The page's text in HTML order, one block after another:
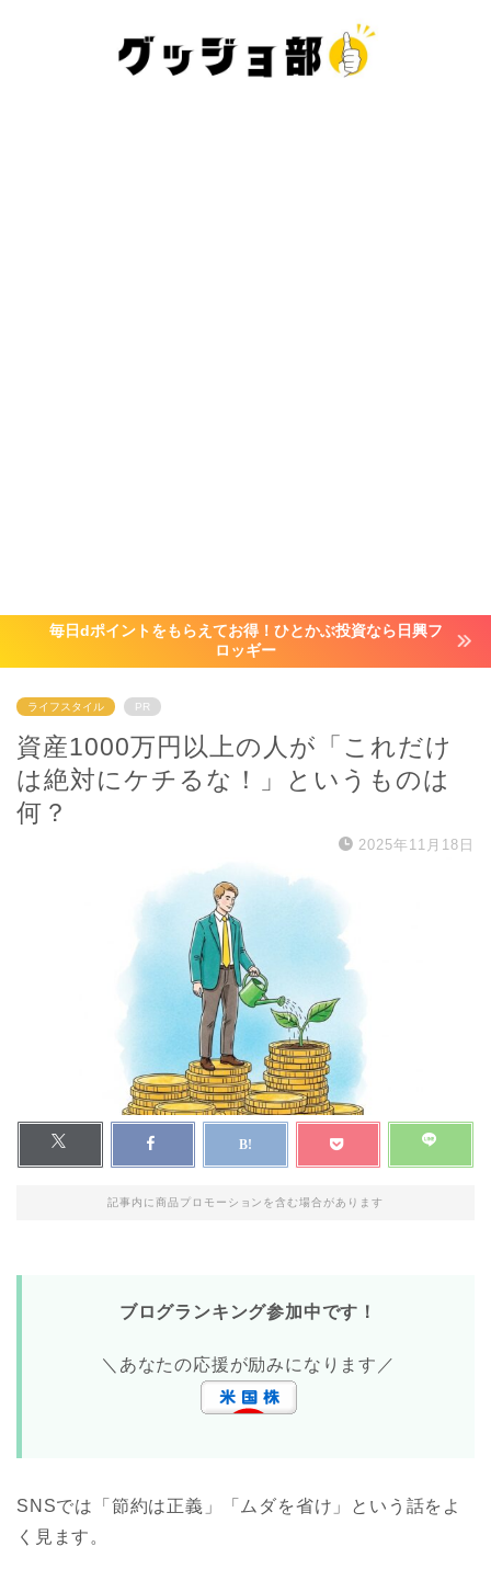
毎日dポイントをもらえてお得！ひとかぶ投資なら日興フ
ロッギー
ライフスタイル PR
資産1000万円以上の人が「これだけ
は絶対にケチるな！」というものは
何？
2025年11月18日
記事内に商品プロモーションを含む場合があります
ブログランキング参加中です！
＼あなたの応援が励みになります／
SNSでは「節約は正義」「ムダを省け」という話をよ
く見ます。